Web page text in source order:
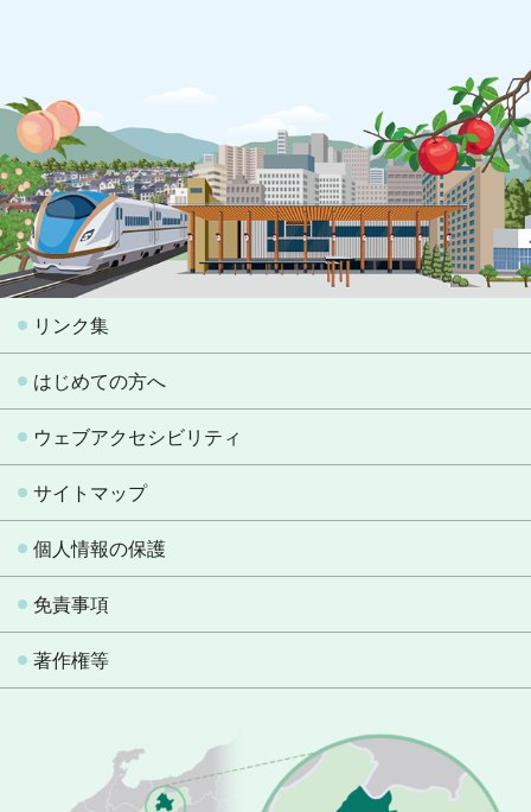
リンク集
はじめての方へ
ウェブアクセシビリティ
サイトマップ
個人情報の保護
免責事項
著作権等